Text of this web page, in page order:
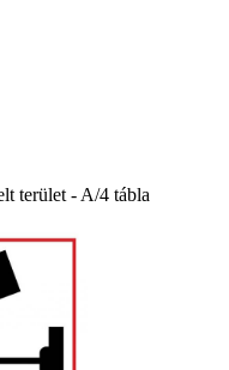
terület - A/4 tábla